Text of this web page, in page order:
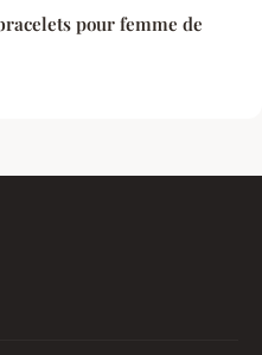
pour femme de